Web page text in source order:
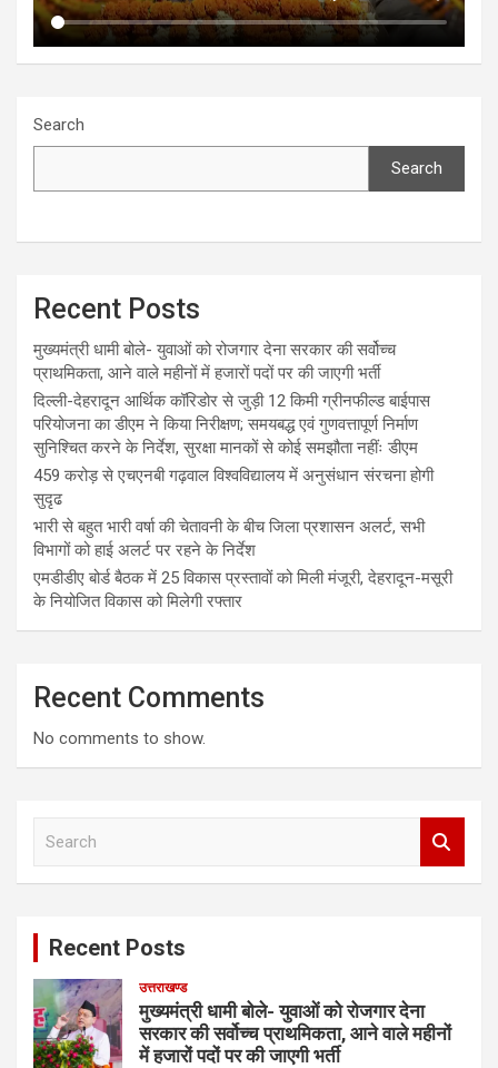
Search
Search
Recent Posts
मुख्यमंत्री धामी बोले- युवाओं को रोजगार देना सरकार की सर्वोच्च
प्राथमिकता, आने वाले महीनों में हजारों पदों पर की जाएगी भर्ती
दिल्ली-देहरादून आर्थिक कॉरिडोर से जुड़ी 12 किमी ग्रीनफील्ड बाईपास
परियोजना का डीएम ने किया निरीक्षण; समयबद्ध एवं गुणवत्तापूर्ण निर्माण
सुनिश्चित करने के निर्देश, सुरक्षा मानकों से कोई समझौता नहींः डीएम
459 करोड़ से एचएनबी गढ़वाल विश्वविद्यालय में अनुसंधान संरचना होगी
सुदृढ
भारी से बहुत भारी वर्षा की चेतावनी के बीच जिला प्रशासन अलर्ट, सभी
विभागों को हाई अलर्ट पर रहने के निर्देश
एमडीडीए बोर्ड बैठक में 25 विकास प्रस्तावों को मिली मंजूरी, देहरादून-मसूरी
के नियोजित विकास को मिलेगी रफ्तार
Recent Comments
No comments to show.
Recent Posts
उत्तराखण्ड
मुख्यमंत्री धामी बोले- युवाओं को रोजगार देना
सरकार की सर्वोच्च प्राथमिकता, आने वाले महीनों
में हजारों पदों पर की जाएगी भर्ती